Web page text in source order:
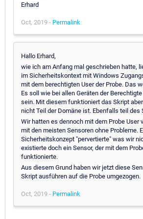
Erhard
Oct, 2019 - Permalink
Hallo Erhard,
wie ich am Anfang mal geschrieben hatte,
im Sicherheitskontext mit Windows
mit dem berechtigten User der Probe. Das
Es soll wie bei allen Geräten der
sein. Mit diesem funktioniert das Skript
nicht Teil der Domäne ist. Ebenfalls teil des
Wir hatten es dennoch mit dem Probe User
mit den meisten Sensoren ohne Probleme.
Sicherheitskonzept "pervertierte" was wir
existierte doch ein Sensor, der mit dem
funktionierte.
Aus diesem Grund haben wir jetzt diese
Skript ausführen auf die Probe umgezogen.
Oct, 2019 - Permalink